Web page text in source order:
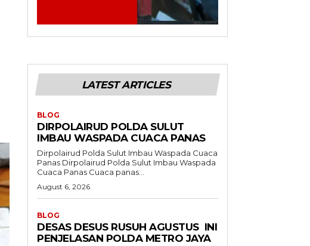
LATEST ARTICLES
BLOG
DIRPOLAIRUD POLDA SULUT
IMBAU WASPADA CUACA PANAS
Dirpolairud Polda Sulut Imbau Waspada Cuaca
Panas Dirpolairud Polda Sulut Imbau Waspada
Cuaca Panas Cuaca panas...
August 6, 2026
BLOG
DESAS DESUS RUSUH AGUSTUS INI
PENJELASAN POLDA METRO JAYA